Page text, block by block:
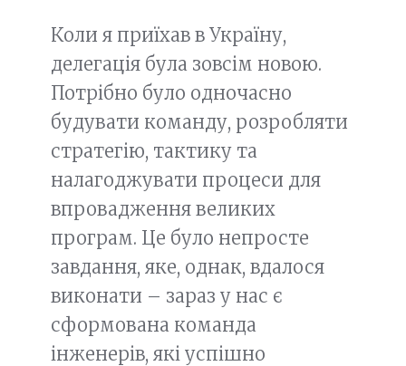
Коли я приїхав в Україну,
делегація була зовсім новою.
Потрібно було одночасно
будувати команду, розробляти
стратегію, тактику та
налагоджувати процеси для
впровадження великих
програм. Це було непросте
завдання, яке, однак, вдалося
виконати – зараз у нас є
сформована команда
інженерів, які успішно